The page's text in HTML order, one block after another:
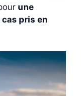
une
pris en